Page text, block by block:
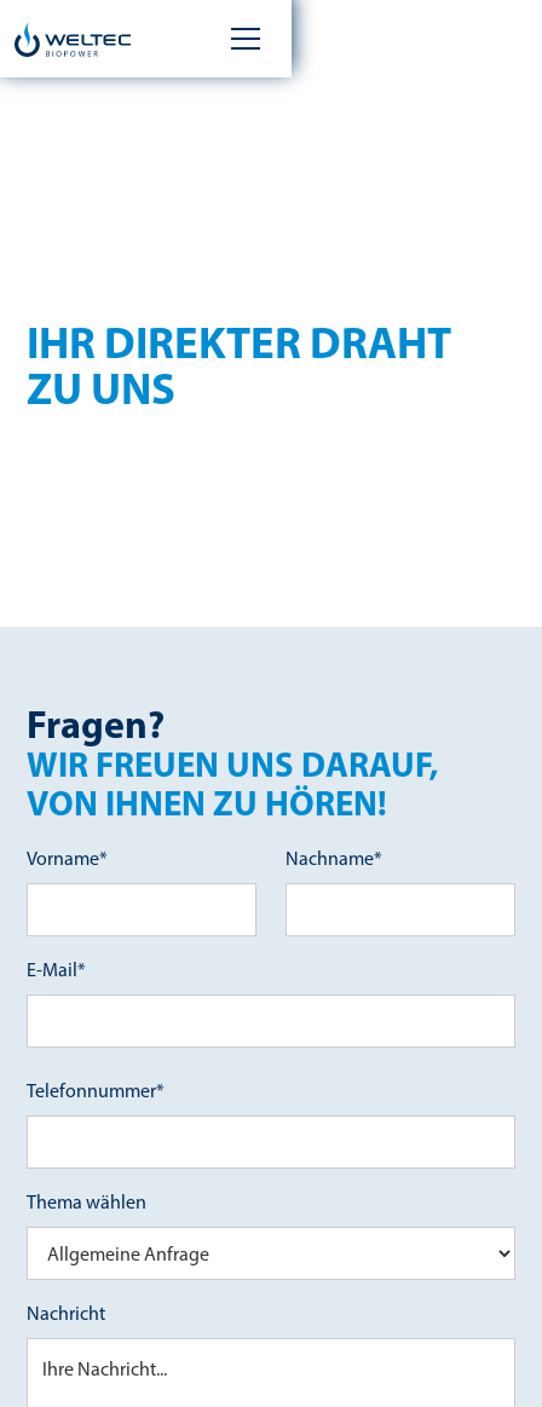
IHR DIREKTER DRAHT
ZU UNS
Fragen?
WIR FREUEN UNS DARAUF,
VON IHNEN ZU HÖREN!
Vorname* Nachname*
E-Mail*
Telefonnummer*
Thema wählen
Nachricht